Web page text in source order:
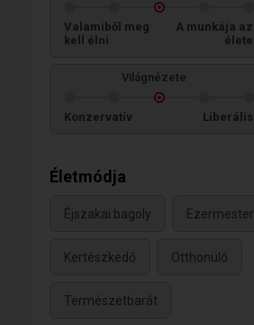
Valamiből meg
kell élni
A munkája az
élete
Világnézete
Konzervatív Liberális
Életmódja
Éjszakai bagoly Ezermester
Kertészkedő Otthonülő
Természetbarát